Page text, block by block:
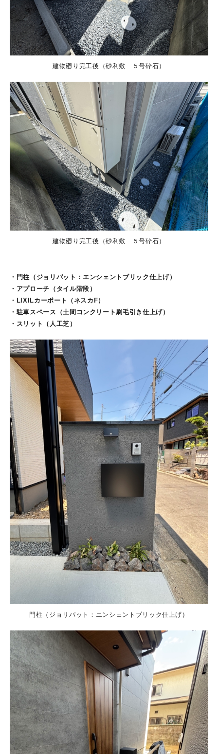
建物廻り完工後（砂利敷 ５号砕石）
建物廻り完工後（砂利敷 ５号砕石）
・門柱（ジョリパット：エンシェントブリック仕上げ）
・アプローチ（タイル階段）
・LIXILカーポート（ネスカF）
・駐車スペース（土間コンクリート刷毛引き仕上げ）
・スリット（人工芝）
門柱（ジョリパット：エンシェントブリック仕上げ）